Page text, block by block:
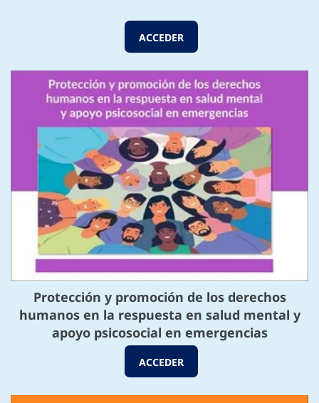
ACCEDER
Protección y promoción de los derechos
humanos en la respuesta en salud mental y
apoyo psicosocial en emergencias
ACCEDER